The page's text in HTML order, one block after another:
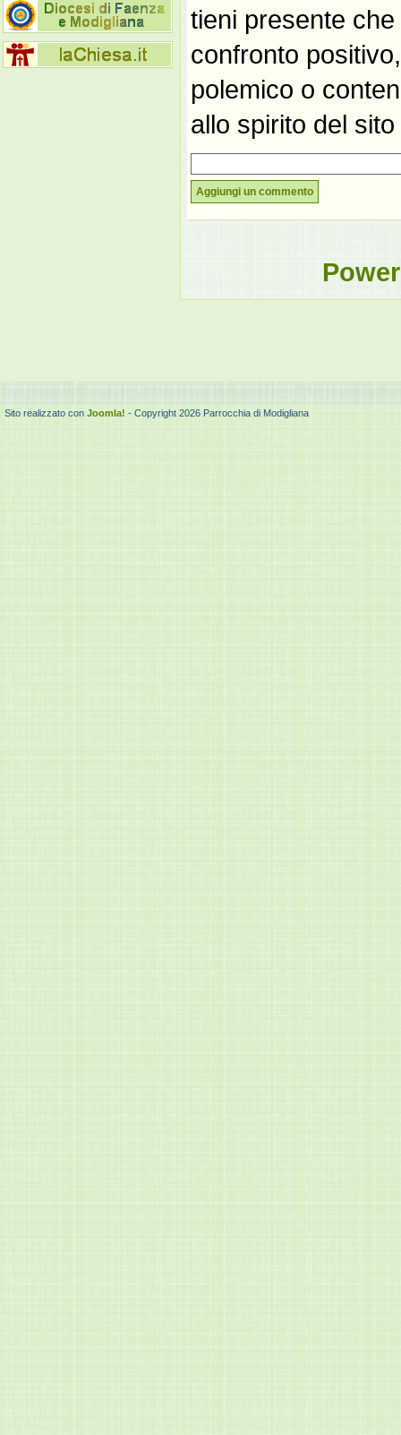
tieni presente
confronto
polemico o
allo spirito del
Aggiungi un commento
Sito realizzato con Joomla! - Copyright 2026 Parrocchia di Modigliana